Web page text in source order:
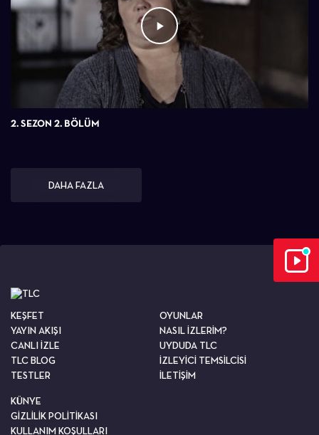
2. SEZON 2. BÖLÜM
DAHA FAZLA
KEŞFET
YAYIN AKIŞI
CANLI İZLE
TLC BLOG
TESTLER
OYUNLAR
NASIL İZLERİM?
UYDUDA TLC
İZLEYİCİ TEMSİLCİSİ
İLETİŞİM
KÜNYE
GİZLİLİK POLİTİKASI
KULLANIM KOŞULLARI